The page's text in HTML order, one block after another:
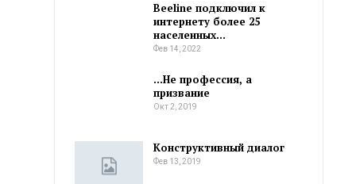
Beeline подключил к
интернету более 25
населенных…
Фев 14, 2022
…Не профессия, а
призвание
Окт 2, 2019
Конструктивный диалог
Фев 13, 2019